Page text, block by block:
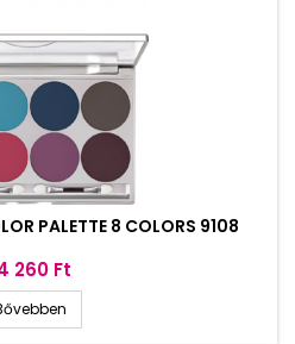
PALETTE 8 COLORS 9108
260 Ft